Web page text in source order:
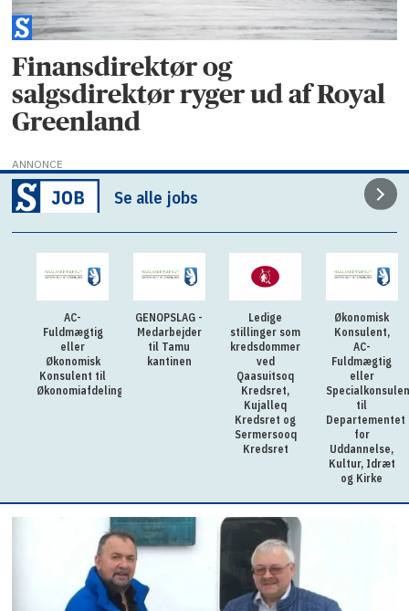
Finansdirektør og
salgsdirektør ryger ud af Royal
Greenland
ANNONCE
Se alle jobs
GENOPSLAG -
Medarbejder
til Tamu
kantinen
Ledige
stillinger som
kredsdommer
ved
Økonomisk
Konsulent,
AC-
Fuldmægtig
eller
Specialkonsulent
til
Departementet
for
Uddannelse,
AC-
fuldmægtig
til